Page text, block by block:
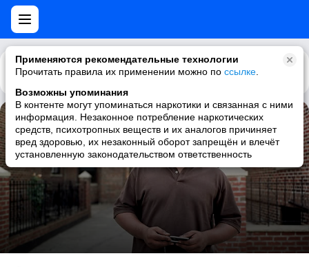
Применяются рекомендательные технологии
Прочитать правила их применении можно по ссылке
Возможны упоминания
В контенте могут упоминаться наркотики и связанная с ними
информация. Незаконное потребление наркотических
средств, психотропных веществ и их аналогов причиняет
вред здоровью, их незаконный оборот запрещён и влечёт
установленную законодательством ответственность
Каталог Рекомендации
Onion Head
Sean Price